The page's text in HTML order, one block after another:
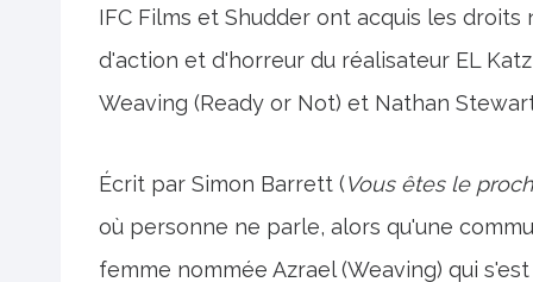
IFC Films et Shudder ont acquis les
d'action et d'horreur du réalisateur EL
Weaving (Ready or Not) et Nathan
Écrit par Simon Barrett (Vous êtes le
où personne ne parle, alors qu'une
femme nommée Azrael (Weaving) qui